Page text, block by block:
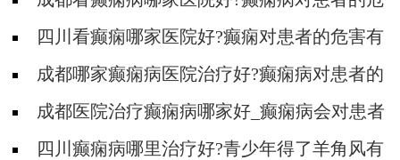
害有多大?
四川看癫痫哪家医院好?癫痫对患者的危害有
多大?成都哪家癫痫病医院治疗好?癫痫病对患者的
危害有哪些?
成都医院治疗癫痫病哪家好_癫痫病会对患者
造成哪些伤害?
四川癫痫病哪里治疗好?青少年得了羊角风有